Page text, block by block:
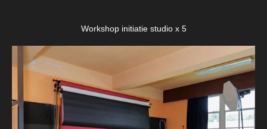
Workshop initiatie studio x 5